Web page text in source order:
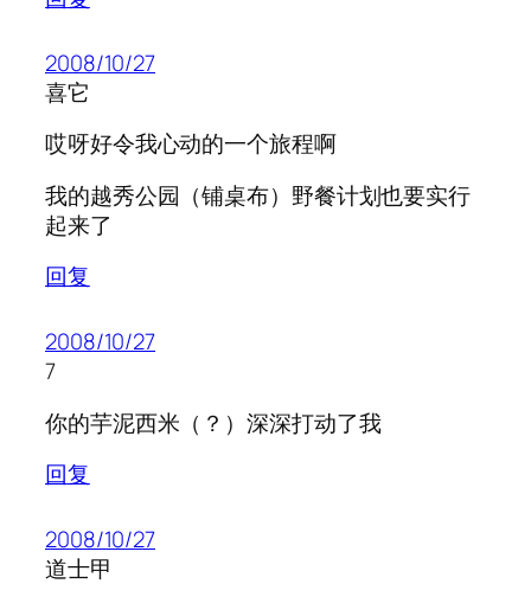
2008/10/27
喜它
哎呀好令我心动的一个旅程啊
我的越秀公园（铺桌布）野餐计划也要实行
起来了
回复
2008/10/27
7
你的芋泥西米（？）深深打动了我
回复
2008/10/27
道士甲